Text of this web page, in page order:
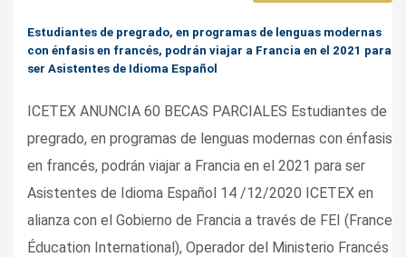
Estudiantes de pregrado, en programas de lenguas modernas
con énfasis en francés, podrán viajar a Francia en el 2021 para
ser Asistentes de Idioma Español
ICETEX ANUNCIA 60 BECAS PARCIALES Estudiantes de
pregrado, en programas de lenguas modernas con énfasis
en francés, podrán viajar a Francia en el 2021 para ser
Asistentes de Idioma Español 14 /12/2020 ICETEX en
alianza con el Gobierno de Francia a través de FEI (France
Éducation International), Operador del Ministerio Francés